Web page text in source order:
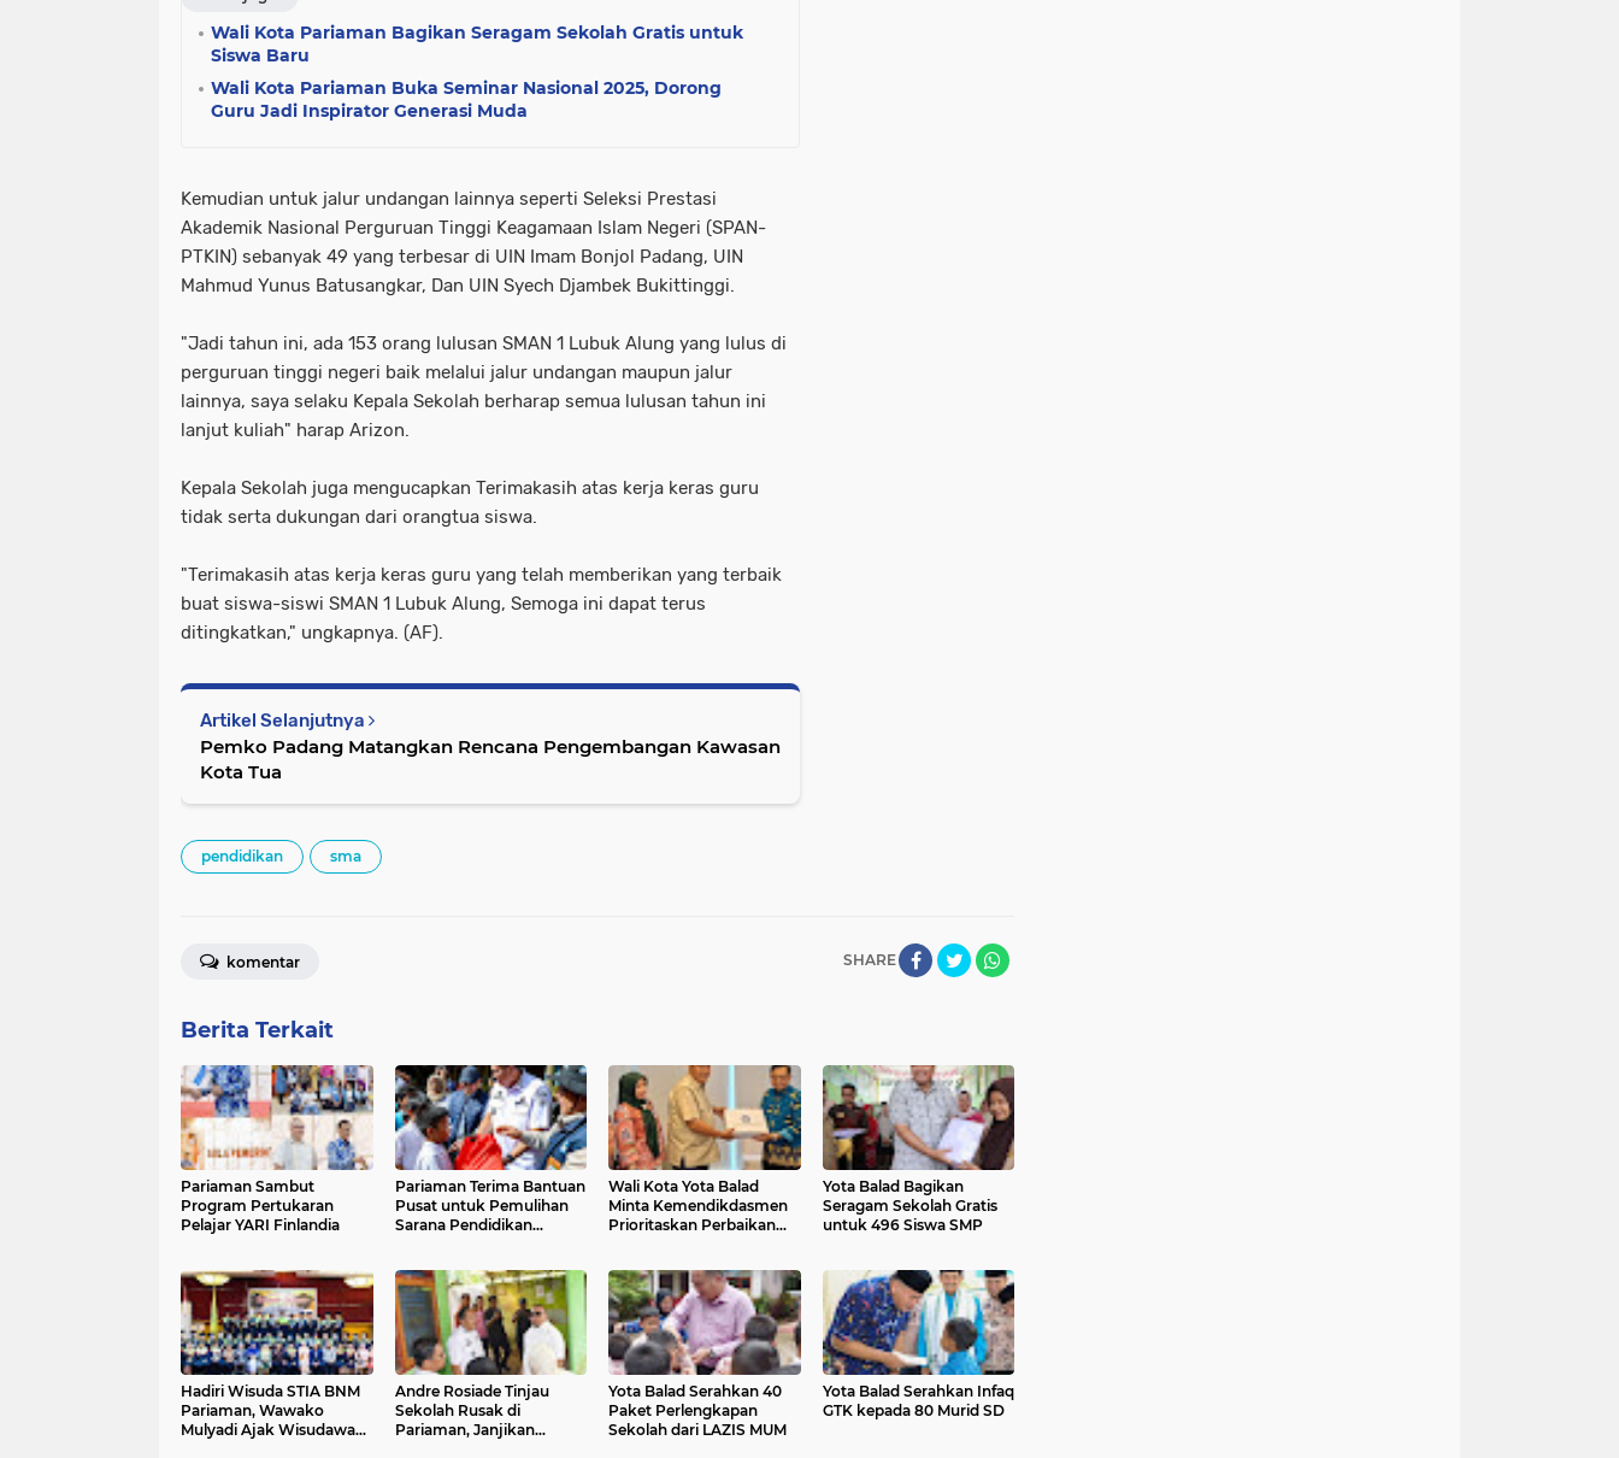
Wali Kota Pariaman Bagikan Seragam Sekolah Gratis untuk
Siswa Baru
Wali Kota Pariaman Buka Seminar Nasional 2025, Dorong
Guru Jadi Inspirator Generasi Muda
Kemudian untuk jalur undangan lainnya seperti Seleksi Prestasi
Akademik Nasional Perguruan Tinggi Keagamaan Islam Negeri (SPAN-
PTKIN) sebanyak 49 yang terbesar di UIN Imam Bonjol Padang, UIN
Mahmud Yunus Batusangkar, Dan UIN Syech Djambek Bukittinggi.
"Jadi tahun ini, ada 153 orang lulusan SMAN 1 Lubuk Alung yang lulus di
perguruan tinggi negeri baik melalui jalur undangan maupun jalur
lainnya, saya selaku Kepala Sekolah berharap semua lulusan tahun ini
lanjut kuliah" harap Arizon.
Kepala Sekolah juga mengucapkan Terimakasih atas kerja keras guru
tidak serta dukungan dari orangtua siswa.
"Terimakasih atas kerja keras guru yang telah memberikan yang terbaik
buat siswa-siswi SMAN 1 Lubuk Alung, Semoga ini dapat terus
ditingkatkan," ungkapnya. (AF).
Artikel Selanjutnya
Pemko Padang Matangkan Rencana Pengembangan Kawasan
Kota Tua
pendidikan sma
SHARE
komentar
Berita Terkait
Pariaman Sambut
Program Pertukaran
Pelajar YARI Finlandia
Pariaman Terima Bantuan
Pusat untuk Pemulihan
Sarana Pendidikan
Wali Kota Yota Balad
Minta Kemendikdasmen
Prioritaskan Perbaikan
Yota Balad Bagikan
Seragam Sekolah Gratis
untuk 496 Siswa SMP
Hadiri Wisuda STIA BNM
Pariaman, Wawako
Mulyadi Ajak Wisudawan
Andre Rosiade Tinjau
Sekolah Rusak di
Pariaman, Janjikan
Yota Balad Serahkan 40
Paket Perlengkapan
Sekolah dari LAZIS MUM
Yota Balad Serahkan Infaq
GTK kepada 80 Murid SD